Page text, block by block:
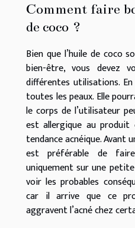
Comment faire
de coco ?
Bien que l’huile de coco
bien-être, vous devez
différentes utilisations.
toutes les peaux. Elle
le corps de l’utilisateur
est allergique au produit
tendance acnéique. Avant
est préférable de
uniquement sur une
voir les probables
car il arrive que ce
aggravent l’acné chez